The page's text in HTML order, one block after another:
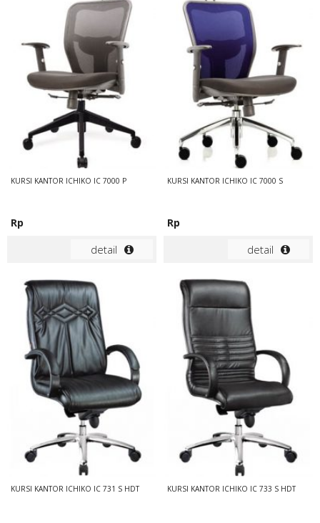
KURSI KANTOR ICHIKO IC 7000 P
Rp
detail
KURSI KANTOR ICHIKO IC 7000 S
Rp
detail
KURSI KANTOR ICHIKO IC 731 S HDT KURSI KANTOR ICHIKO IC 733 S HDT